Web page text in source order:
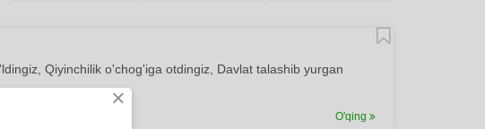
Qiyinchilik o'chog'iga otdingiz, Davlat talashib yurgan
O'qing
×